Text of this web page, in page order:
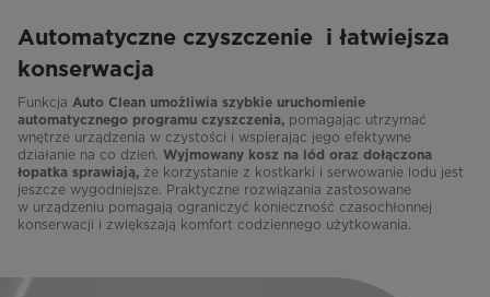
Automatyczne czyszczenie i łatwiejsza
konserwacja
Funkcja Auto Clean umożliwia szybkie uruchomienie
automatycznego programu czyszczenia, pomagając utrzymać
wnętrze urządzenia w czystości i wspierając jego efektywne
działanie na co dzień. Wyjmowany kosz na lód oraz dołączona
łopatka sprawiają, że korzystanie z kostkarki i serwowanie lodu jest
jeszcze wygodniejsze. Praktyczne rozwiązania zastosowane
w urządzeniu pomagają ograniczyć konieczność czasochłonnej
konserwacji i zwiększają komfort codziennego użytkowania.